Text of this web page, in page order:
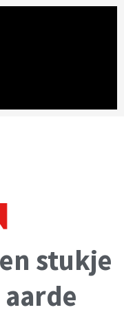
stukje